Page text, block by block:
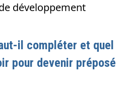
développement
il compléter et quel
pour devenir préposé